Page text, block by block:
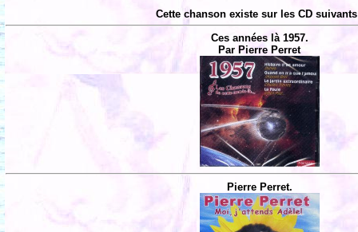
Cette chanson existe sur les CD
Ces années là 1957.
Par Pierre Perret
Pierre Perret.